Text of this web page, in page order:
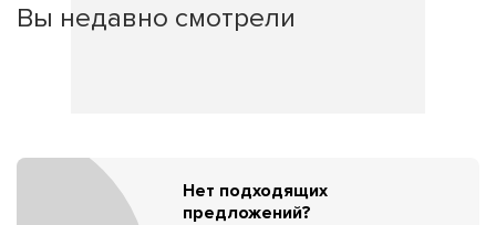
Вы недавно смотрели
Нет подходящих
предложений?